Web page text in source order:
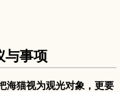
与事项
海猫视为观光对象，更要